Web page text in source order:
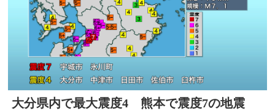
大分県内で最大震度4 熊本で震度7の地震